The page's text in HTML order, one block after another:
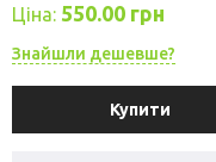
Ціна: 550.00 грн
Знайшли дешевше?
Купити